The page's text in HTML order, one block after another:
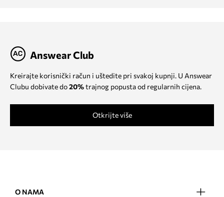
Answear Club
Kreirajte korisnički račun i uštedite pri svakoj kupnji. U Answear
Clubu dobivate do20%trajnog popusta od regularnih cijena.
Otkrijte više
O NAMA